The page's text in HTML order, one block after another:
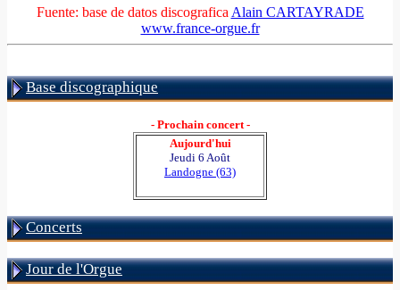
Fuente: base de datos discografica Alain CARTAYRADE
www.france-orgue.fr
Base discographique
- Prochain concert -
Aujourd'hui
Jeudi 6 Août
Landogne (63)
Concerts
Jour de l'Orgue